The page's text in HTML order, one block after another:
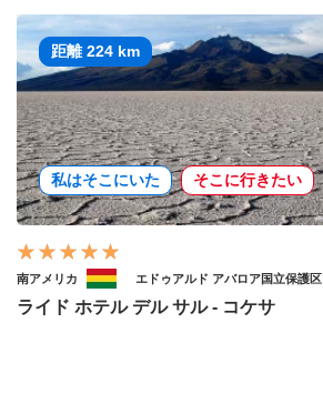
距離 224 km
私はそこにいた そこに行きたい
南アメリカ エドゥアルド アバロア国立保護区
ライド ホテル デル サル - コケサ